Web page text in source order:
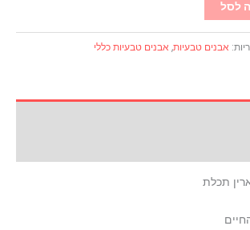
לסל
אבנים טבעיות, אבנים טבעיות כללי
תכלת